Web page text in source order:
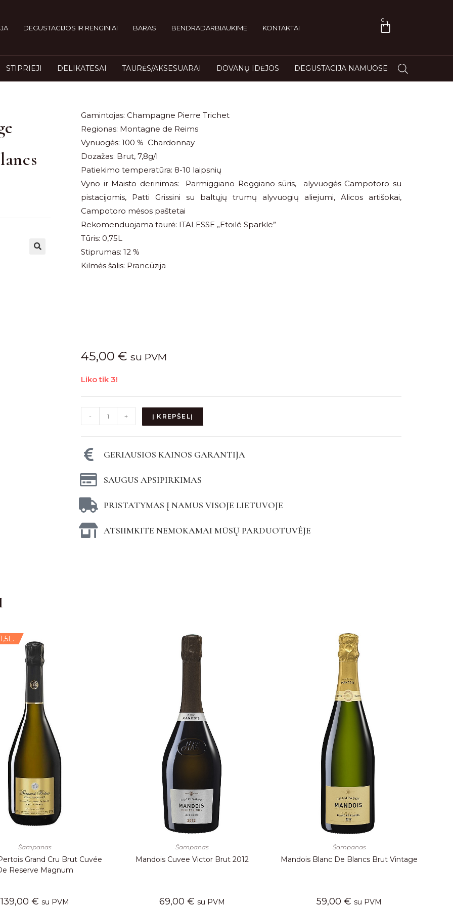
DEGUSTACIJOS IR RENGINIAI BARAS BENDRADARBIAUKIME KONTAKTAI
0
STIPRIEJI DELIKATESAI TAURĖS/AKSESUARAI DOVANŲ IDĖJOS DEGUSTACIJA NAMUOSE
Gamintojas: Champagne Pierre Trichet
Regionas: Montagne de Reims
Vynuogės: 100 % Chardonnay
Dozažas: Brut, 7,8g/l
Patiekimo temperatūra: 8-10 laipsnių
Vyno ir Maisto derinimas: Parmiggiano Reggiano sūris, alyvuogės Campotoro su
pistacijomis, Patti Grissini su baltųjų trumų alyvuogių aliejumi, Alicos artišokai,
Campotoro mėsos paštetai
Rekomenduojama taurė: ITALESSE „Etoilé Sparkle”
Tūris: 0,75L
Stiprumas: 12 %
Kilmės šalis: Prancūzija
45,00 € su PVM
Liko tik 3!
- + Į KREPŠELĮ
GERIAUSIOS KAINOS GARANTIJA
SAUGUS APSIPIRKIMAS
PRISTATYMAS Į NAMUS VISOJE LIETUVOJE
ATSIIMKITE NEMOKAMAI MŪSŲ PARDUOTUVĖJE
Šampanas
Grand Cru Brut Cuvée
Reserve Magnum
139,00 € su PVM
Šampanas
Mandois Cuvee Victor Brut 2012
69,00 € su PVM
Šampanas
Mandois Blanc De Blancs Brut Vintage
59,00 € su PVM